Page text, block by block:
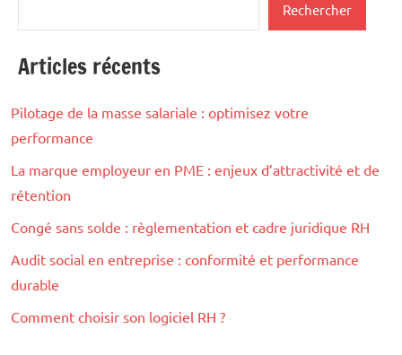
Rechercher
Articles récents
Pilotage de la masse salariale : optimisez votre
performance
La marque employeur en PME : enjeux d’attractivité et de
rétention
Congé sans solde : règlementation et cadre juridique RH
Audit social en entreprise : conformité et performance
durable
Comment choisir son logiciel RH ?